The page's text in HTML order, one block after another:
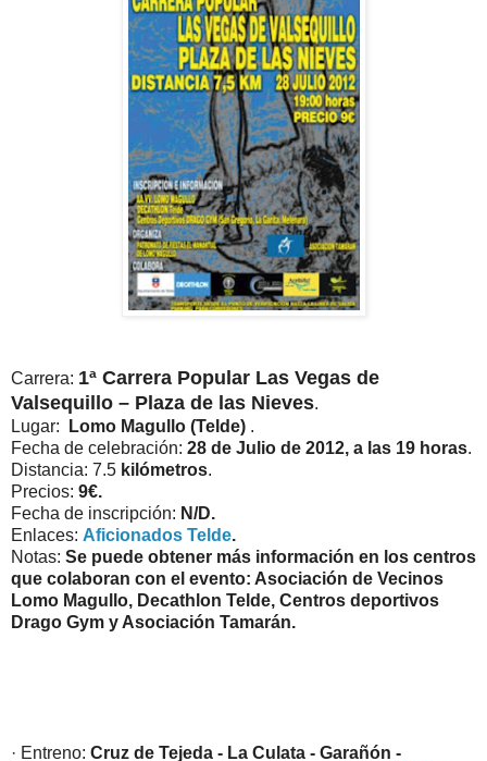
Carrera: 1ª Carrera Popular Las Vegas de
Valsequillo – Plaza de las Nieves.
Lugar:
Lomo Magullo (Telde) .
Fecha de celebración: 28 de Julio de 2012, a las 19 horas.
Distancia: 7.5 kilómetros.
Precios: 9€.
Fecha de inscripción: N/D.
Enlaces: Aficionados Telde.
Notas: Se puede obtener más información en los centros
que colaboran con el evento: Asociación de Vecinos
Lomo Magullo, Decathlon Telde, Centros deportivos
Drago Gym y Asociación Tamarán.
· Entreno: Cruz de Tejeda - La Culata - Garañón -